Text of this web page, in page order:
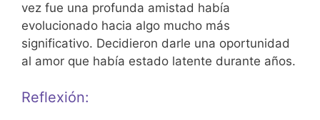
vez fue una profunda amistad había
evolucionado hacia algo mucho más
significativo. Decidieron darle una oportunidad
al amor que había estado latente durante años.
Reflexión: